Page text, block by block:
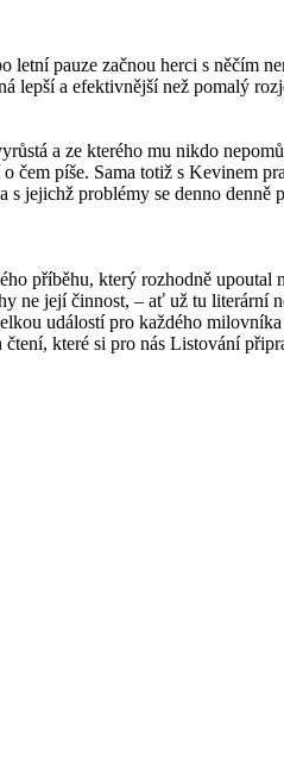
pauze začnou herci s něčím
lepší a efektivnější než pomalý
a ze kterého mu nikdo
čem píše. Sama totiž s Kevinem
s jejichž problémy se denno denně
příběhu, který rozhodně upoutal
ne její činnost, – ať už tu literární
událostí pro každého
které si pro nás Listování